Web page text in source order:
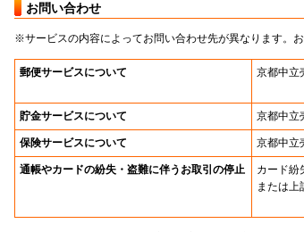
お問い合わせ
※サービスの内容によってお問い合わせ先が異なります。
郵便サービスについて 京都中立
貯金サービスについて 京都中立
保険サービスについて 京都中立
通帳やカードの紛失・盗難に伴うお取引の停止 カード紛
または上